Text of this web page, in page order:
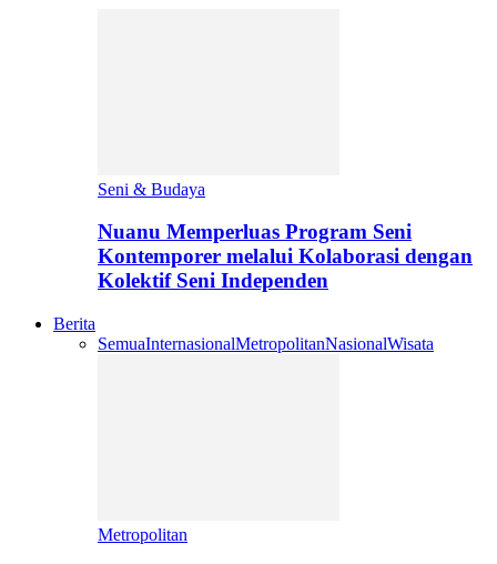
Seni & Budaya
Nuanu Memperluas Program Seni
Kontemporer melalui Kolaborasi dengan
Kolektif Seni Independen
Berita
SemuaInternasionalMetropolitanNasionalWisata
Metropolitan